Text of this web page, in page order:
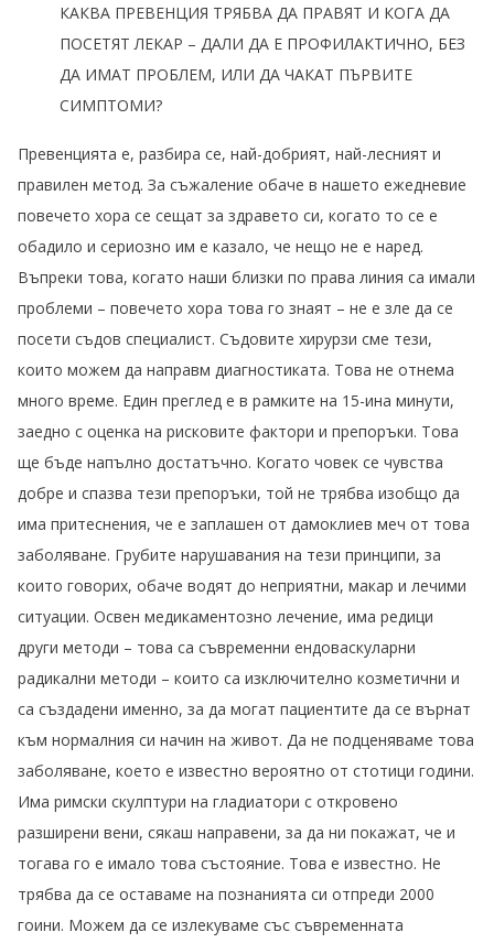
КАКВА ПРЕВЕНЦИЯ ТРЯБВА ДА ПРАВЯТ И КОГА ДА
ПОСЕТЯТ ЛЕКАР – ДАЛИ ДА Е ПРОФИЛАКТИЧНО, БЕЗ
ДА ИМАТ ПРОБЛЕМ, ИЛИ ДА ЧАКАТ ПЪРВИТЕ
СИМПТОМИ?
Превенцията е, разбира се, най-добрият, най-лесният и
правилен метод. За съжаление обаче в нашето ежедневие
повечето хора се сещат за здравето си, когато то се е
обадило и сериозно им е казало, че нещо не е наред.
Въпреки това, когато наши близки по права линия са имали
проблеми – повечето хора това го знаят – не е зле да се
посети съдов специалист. Съдовите хирурзи сме тези,
които можем да направм диагностиката. Това не отнема
много време. Един преглед е в рамките на 15-ина минути,
заедно с оценка на рисковите фактори и препоръки. Това
ще бъде напълно достатъчно. Когато човек се чувства
добре и спазва тези препоръки, той не трябва изобщо да
има притеснения, че е заплашен от дамоклиев меч от това
заболяване. Грубите нарушавания на тези принципи, за
които говорих, обаче водят до неприятни, макар и лечими
ситуации. Освен медикаментозно лечение, има редици
други методи – това са съвременни ендоваскуларни
радикални методи – които са изключително козметични и
са създадени именно, за да могат пациентите да се върнат
към нормалния си начин на живот. Да не подценяваме това
заболяване, което е известно вероятно от стотици години.
Има римски скулптури на гладиатори с откровено
разширени вени, сякаш направени, за да ни покажат, че и
тогава го е имало това състояние. Това е известно. Не
трябва да се оставаме на познанията си отпреди 2000
гоини. Можем да се излекуваме със съвременната